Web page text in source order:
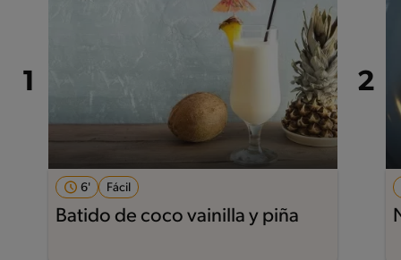
6' Fácil
Batido de coco vainilla y piña